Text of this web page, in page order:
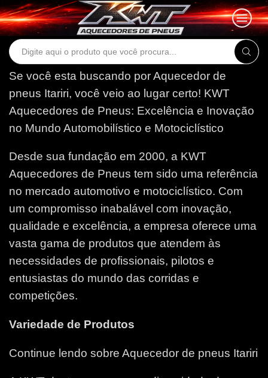
Search
Se você esta buscando por Aquecedor de
pneus Itariri, você veio ao lugar certo! KWT
Aquecedores de Pneus: Excelência e Inovação
no Mundo Automobilístico e Motociclístico
Desde sua fundação em 2000, a KWT
Aquecedores de Pneus tem sido uma referência
no mercado automotivo e motociclístico. Com
um compromisso inabalável com inovação,
qualidade e excelência, a empresa oferece uma
vasta gama de produtos que atendem às
necessidades de profissionais, pilotos e
entusiastas do mundo das corridas e
competições.
Variedade de Produtos
Continue lendo sobre Aquecedor de pneus Itariri